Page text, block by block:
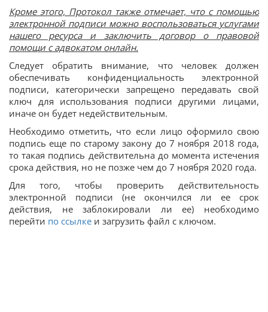
Кроме этого, Протокол также отмечает, что с помощью
электронной подписи можно воспользоваться услугами
нашего ресурса и заключить договор о правовой
помощи с адвокатом онлайн.
Следует обратить внимание, что человек должен
обеспечивать конфиденциальность электронной
подписи, категорически запрещено передавать свой
ключ для использования подписи другими лицами,
иначе он будет недействительным.
Необходимо отметить, что если лицо оформило свою
подпись еще по старому закону до 7 ноября 2018 года,
то такая подпись действительна до момента истечения
срока действия, но не позже чем до 7 ноября 2020 года.
Для того, чтобы проверить действительность
электронной подписи (не окончился ли ее срок
действия, не заблокировали ли ее) необходимо
перейти по ссылке и загрузить файл с ключом.